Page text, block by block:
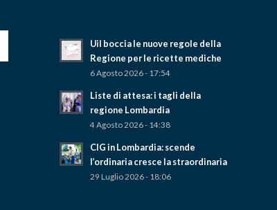
Uil boccia le nuove regole della
Regione per le ricette mediche
6 Agosto 2026 - 17:54
Liste di attesa: i tagli della
regione Lombardia
4 Agosto 2026 - 14:38
CIG in Lombardia: scende
l’ordinaria cresce la straordinaria
29 Luglio 2026 - 18:06